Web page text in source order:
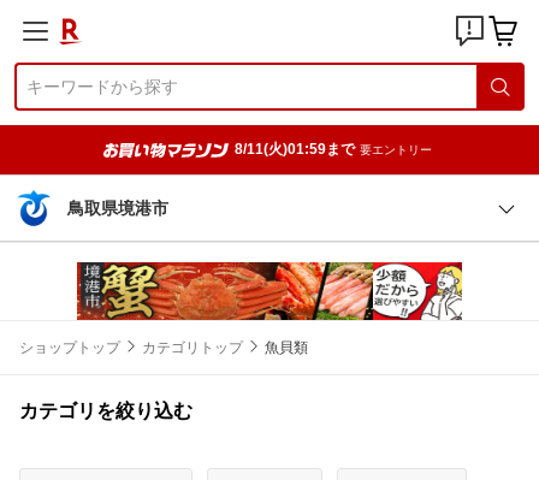
8/11(火)01:59まで 要エントリー
鳥取県境港市
ショップトップ カテゴリトップ 魚貝類
カテゴリを絞り込む